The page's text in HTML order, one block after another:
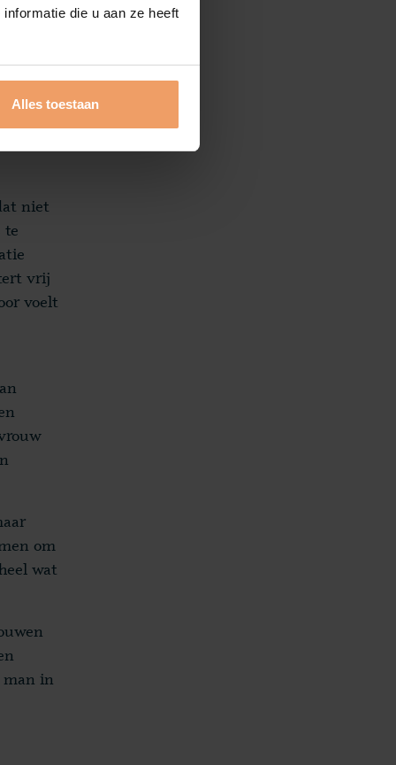
die u aan ze heeft
Alles toestaan
niet
te
vrij
voelt
om
wat
man in